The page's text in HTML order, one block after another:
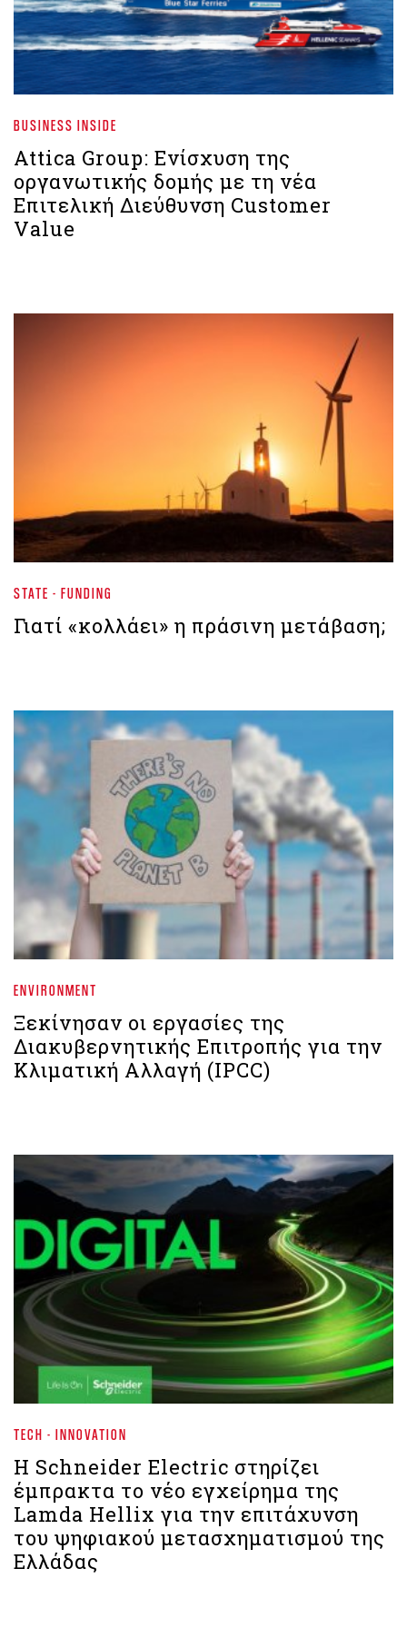
BUSINESS INSIDE
Attica Group: Ενίσχυση της
οργανωτικής δομής με τη νέα
Επιτελική Διεύθυνση Customer
Value
STATE - FUNDING
Γιατί «κολλάει» η πράσινη μετάβαση;
ENVIRONMENT
Ξεκίνησαν οι εργασίες της
Διακυβερνητικής Επιτροπής για την
Κλιματική Αλλαγή (IPCC)
TECH - INNOVATION
Η Schneider Electric στηρίζει
έμπρακτα το νέο εγχείρημα της
Lamda Hellix για την επιτάχυνση
του ψηφιακού μετασχηματισμού της
Ελλάδας